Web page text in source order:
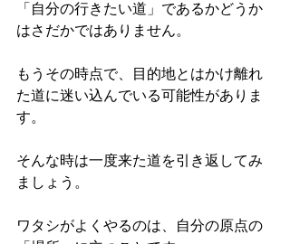
「自分の行きたい道」であるかどうか
はさだかではありません。
もうその時点で、目的地とはかけ離れ
た道に迷い込んでいる可能性がありま
す。
そんな時は一度来た道を引き返してみ
ましょう。
ワタシがよくやるのは、自分の原点の